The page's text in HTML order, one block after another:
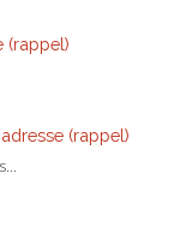
(rappel)
(rappel)